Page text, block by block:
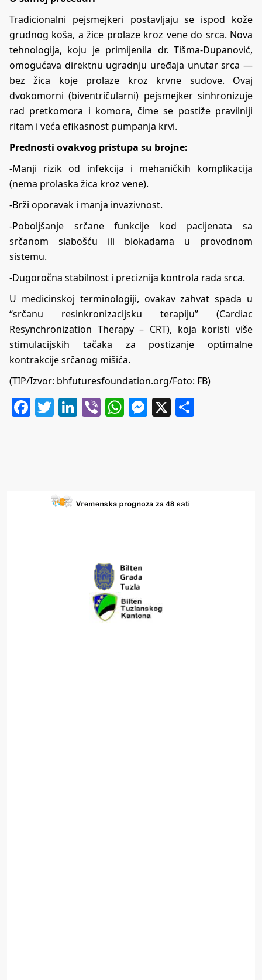
Tradicionalni pejsmejkeri postavljaju se ispod kože
grudnog koša, a žice prolaze kroz vene do srca. Nova
tehnologija, koju je primijenila dr. Tišma-Dupanović,
omogućava direktnu ugradnju uređaja unutar srca —
bez žica koje prolaze kroz krvne sudove. Ovaj
dvokomorni (biventričularni) pejsmejker sinhronizuje
rad pretkomora i komora, čime se postiže pravilniji
ritam i veća efikasnost pumpanja krvi.
Prednosti ovakvog pristupa su brojne:
-Manji rizik od infekcija i mehaničkih komplikacija
(nema prolaska žica kroz vene).
-Brži oporavak i manja invazivnost.
-Poboljšanje srčane funkcije kod pacijenata sa
srčanom slabošću ili blokadama u provodnom
sistemu.
-Dugoročna stabilnost i preciznija kontrola rada srca.
U medicinskoj terminologiji, ovakav zahvat spada u
“srčanu resinkronizacijsku terapiju” (Cardiac
Resynchronization Therapy – CRT), koja koristi više
stimulacijskih tačaka za postizanje optimalne
kontrakcije srčanog mišića.
(TIP/Izvor: bhfuturesfoundation.org/Foto: FB)
Facebook
Twitter
LinkedIn
ViberWhatsApp
Messenger
X